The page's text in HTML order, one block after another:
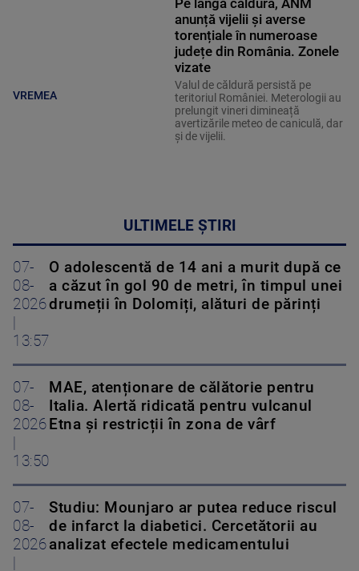
VREMEA
anunță vijelii și averse
torențiale în numeroase
județe din România. Zonele
vizate
Valul de căldură persistă pe
teritoriul României. Meterologii au
prelungit vineri dimineață
avertizările meteo de caniculă, dar
și de vijelii.
ULTIMELE ȘTIRI
07-
08-
2026
13:57
O adolescentă de 14 ani a murit după ce
a căzut în gol 90 de metri, în timpul unei
drumeții în Dolomiți, alături de părinți
07-
08-
2026
13:50
MAE, atenționare de călătorie pentru
Italia. Alertă ridicată pentru vulcanul
Etna și restricții în zona de vârf
07-
08-
2026
Studiu: Mounjaro ar putea reduce riscul
de infarct la diabetici. Cercetătorii au
analizat efectele medicamentului